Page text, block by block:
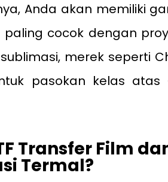
Anda akan memiliki
cocok dengan
merek seperti
pasokan kelas
Transfer Film
Termal?